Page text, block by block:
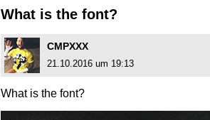
What is the font?
CMPXXX
21.10.2016 um 19:13
What is the font?